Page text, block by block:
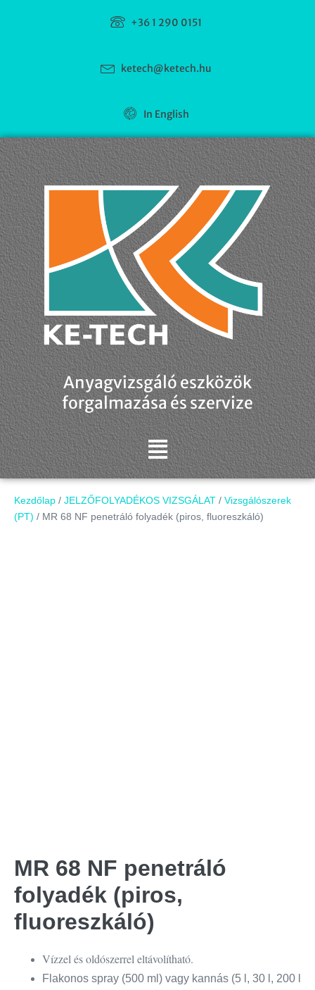
+36 1 290 0151
ketech@ketech.hu
In English
Anyagvizsgáló eszközök
forgalmazása és szervize
Kezdőlap / JELZŐFOLYADÉKOS VIZSGÁLAT / Vizsgálószerek
(PT) / MR 68 NF penetráló folyadék (piros, fluoreszkáló)
MR 68 NF penetráló
folyadék (piros,
fluoreszkáló)
Vízzel és oldószerrel eltávolítható.
Flakonos spray (500 ml) vagy kannás (5 l, 30 l, 200 l